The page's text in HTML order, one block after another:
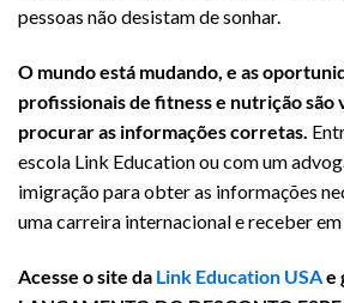
pessoas não desistam de sonhar.
O mundo está mudando, e as
profissionais de fitness e nutrição são
procurar as informações corretas.
escola Link Education ou com um
imigração para obter as informações
uma carreira internacional e receber
Acesse o site da Link Education USAe